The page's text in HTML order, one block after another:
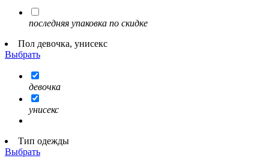
последняя упаковка по скидке
Пол девочка, унисекс
Выбрать
девочка
унисекс
Тип одежды
Выбрать